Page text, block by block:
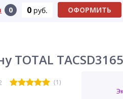
0 0 руб. ОФОРМИТЬ
TOTAL TACSD3165
(1)